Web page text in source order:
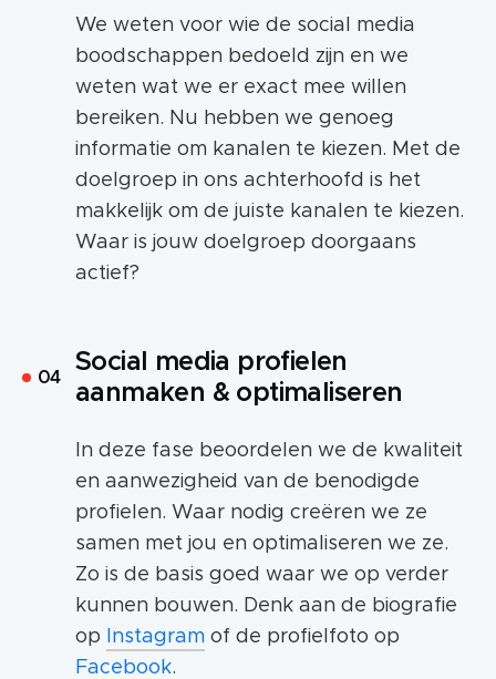
We weten voor wie de social media
boodschappen bedoeld zijn en we
weten wat we er exact mee willen
bereiken. Nu hebben we genoeg
informatie om kanalen te kiezen. Met de
doelgroep in ons achterhoofd is het
makkelijk om de juiste kanalen te kiezen.
Waar is jouw doelgroep doorgaans
actief?
Social media profielen
aanmaken & optimaliseren
In deze fase beoordelen we de kwaliteit
en aanwezigheid van de benodigde
profielen. Waar nodig creëren we ze
samen met jou en optimaliseren we ze.
Zo is de basis goed waar we op verder
kunnen bouwen. Denk aan de biografie
op
Instagram of de profielfoto op
Facebook.